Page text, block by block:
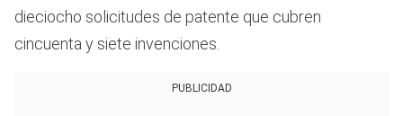
dieciocho solicitudes de patente que cubren
cincuenta y siete invenciones.
PUBLICIDAD